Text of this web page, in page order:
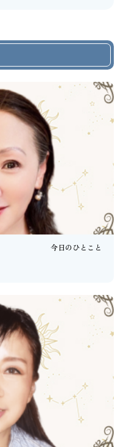
今日のひとこと